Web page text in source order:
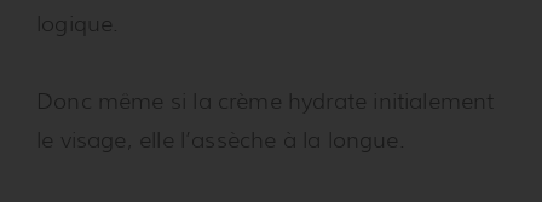
logique.
Donc même si la crème hydrate initialement
le visage, elle l’assèche à la longue.